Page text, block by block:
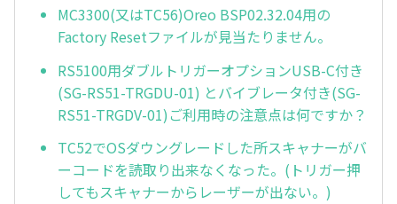
MC3300(又はTC56)Oreo BSP02.32.04用の
Factory Resetファイルが見当たりません。
RS5100用ダブルトリガーオプションUSB-C付き
(SG-RS51-TRGDU-01) とバイブレータ付き(SG-
RS51-TRGDV-01)ご利用時の注意点は何ですか？
TC52でOSダウングレードした所スキャナーがバ
ーコードを読取り出来なくなった。(トリガー押
してもスキャナーからレーザーが出ない。)